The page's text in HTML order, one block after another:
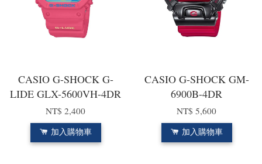
CASIO G-SHOCK G-
LIDE GLX-5600VH-4DR
NT$ 2,400
加入購物車
CASIO G-SHOCK GM-
6900B-4DR
NT$ 5,600
加入購物車